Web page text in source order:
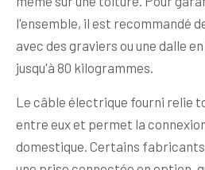
l'ensemble, il est recommandé
avec des graviers ou une dalle
jusqu'à 80 kilogrammes.
Le câble électrique fourni relie
entre eux et permet la
domestique. Certains